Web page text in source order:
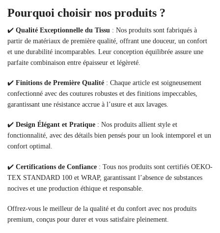
Pourquoi choisir nos produits ?
✔️ Qualité Exceptionnelle du Tissu : Nos produits sont fabriqués à
partir de matériaux de première qualité, offrant une douceur, un confort
et une durabilité incomparables. Leur conception équilibrée assure une
parfaite combinaison entre épaisseur et légèreté.
✔️ Finitions de Première Qualité : Chaque article est soigneusement
confectionné avec des coutures robustes et des finitions impeccables,
garantissant une résistance accrue à l’usure et aux lavages.
✔️ Design Élégant et Pratique : Nos produits allient style et
fonctionnalité, avec des détails bien pensés pour un look intemporel et un
confort optimal.
✔️ Certifications de Confiance : Tous nos produits sont certifiés OEKO-
TEX STANDARD 100 et WRAP, garantissant l’absence de substances
nocives et une production éthique et responsable.
Offrez-vous le meilleur de la qualité et du confort avec nos produits
premium, conçus pour durer et vous satisfaire pleinement.